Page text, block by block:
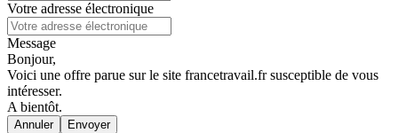
Votre adresse électronique
Message
Bonjour,
Voici une offre parue sur le site francetravail.fr susceptible de vous
intéresser.
A bientôt.
Annuler